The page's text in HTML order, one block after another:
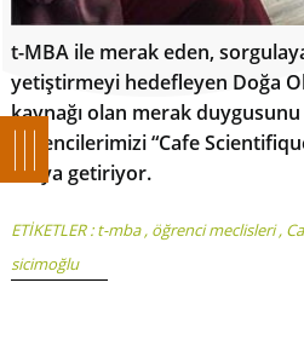
t-MBA ile merak eden,
yetiştirmeyi hedefleyen Doğa
kaynağı olan merak
öğrencilerimizi “Cafe
araya getiriyor.
ETİKETLER :t-mba, öğrenci meclisleri,
sicimoğlu